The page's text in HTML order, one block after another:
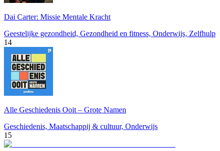
Dai Carter: Missie Mentale Kracht
Geestelijke gezondheid, Gezondheid en fitness, Onderwijs, Zelfhulp
14
Alle Geschiedenis Ooit – Grote Namen
Geschiedenis, Maatschappij & cultuur, Onderwijs
15